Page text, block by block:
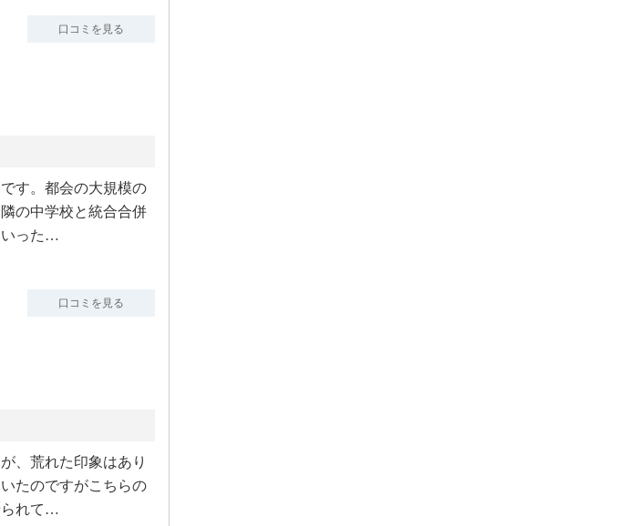
口コミを見る
す。都会の大規模の
の中学校と統合合併
いった…
口コミを見る
、荒れた印象はあり
たのですがこちらの
られて…